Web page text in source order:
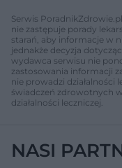
Serwis
nie zastępuje porady
starań, aby informacje w
jednakże decyzja
wydawca serwisu nie
zastosowania informacji
nie prowadzi działalności
świadczeń zdrowotnych
działalności leczniczej.
NASI